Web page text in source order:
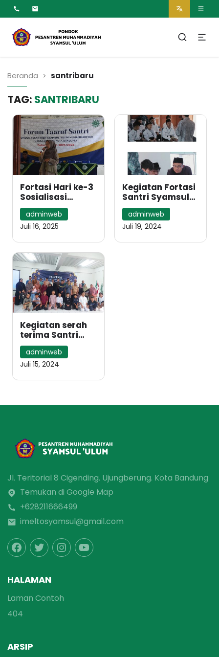
Pesantren Syamsul
Ulum Muhammadiyah
Beranda santribaru
TAG: SANTRIBARU
Fortasi Hari ke-3
Sosialisasi
Pencegahan
Tindakan
Bullying di
adminweb
Juli 16, 2025
Kegiatan Fortasi
Santri Syamsul
Ulum Tahun 2024
adminweb
Juli 19, 2024
Kegiatan serah
terima Santri
Baru angkatan 9
Pesantren
Muhammadiyah
TA. 2024-2025
adminweb
Juli 15, 2024
Jl. Teritorial 8 Cigending. Ujungberung. Kota Bandung
Temukan di Google Map
+628211666499
imeltosyamsul@gmail.com
HALAMAN
Laman Contoh
404
ARSIP